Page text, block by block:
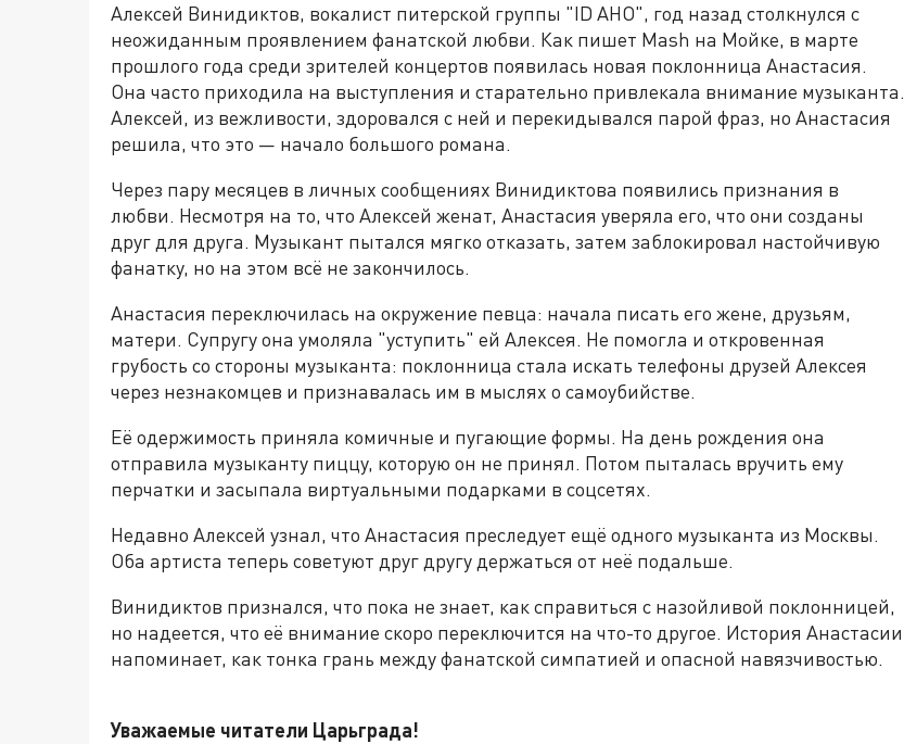
Алексей Винидиктов, вокалист питерской группы "ID AHO", год назад столкнулся с
неожиданным проявлением фанатской любви. Как пишет Mash на Мойке, в марте
прошлого года среди зрителей концертов появилась новая поклонница Анастасия.
Она часто приходила на выступления и старательно привлекала внимание музыканта.
Алексей, из вежливости, здоровался с ней и перекидывался парой фраз, но Анастасия
решила, что это — начало большого романа.
Через пару месяцев в личных сообщениях Винидиктова появились признания в
любви. Несмотря на то, что Алексей женат, Анастасия уверяла его, что они созданы
друг для друга. Музыкант пытался мягко отказать, затем заблокировал настойчивую
фанатку, но на этом всё не закончилось.
Анастасия переключилась на окружение певца: начала писать его жене, друзьям,
матери. Супругу она умоляла "уступить" ей Алексея. Не помогла и откровенная
грубость со стороны музыканта: поклонница стала искать телефоны друзей Алексея
через незнакомцев и признавалась им в мыслях о самоубийстве.
Её одержимость приняла комичные и пугающие формы. На день рождения она
отправила музыканту пиццу, которую он не принял. Потом пыталась вручить ему
перчатки и засыпала виртуальными подарками в соцсетях.
Недавно Алексей узнал, что Анастасия преследует ещё одного музыканта из Москвы.
Оба артиста теперь советуют друг другу держаться от неё подальше.
Винидиктов признался, что пока не знает, как справиться с назойливой поклонницей,
но надеется, что её внимание скоро переключится на что-то другое. История Анастасии
напоминает, как тонка грань между фанатской симпатией и опасной навязчивостью.
Уважаемые читатели Царьграда!